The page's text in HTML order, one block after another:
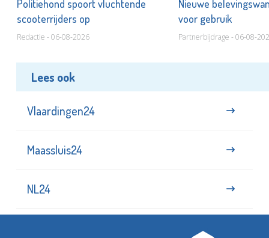
Politiehond spoort vluchtende
scooterrijders op
Redactie - 06-08-2026
Nieuwe
voor gebruik
Partnerbijdrage - 06-08-
Lees ook
Vlaardingen24
Maassluis24
NL24